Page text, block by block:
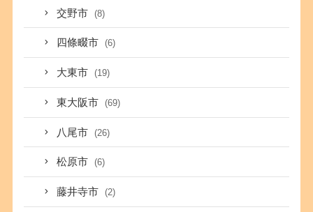
交野市 (8)
四條畷市 (6)
大東市 (19)
東大阪市 (69)
八尾市 (26)
松原市 (6)
藤井寺市 (2)